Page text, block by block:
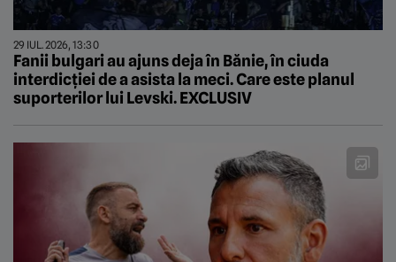
29 IUL. 2026, 13:30
Fanii bulgari au ajuns deja în Bănie, în ciuda
interdicţiei de a asista la meci. Care este planul
suporterilor lui Levski. EXCLUSIV